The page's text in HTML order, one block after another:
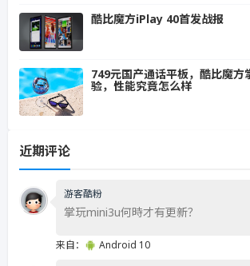
酷比魔方iPlay 40首发战报
749元国产通话平板，酷比魔
验，性能究竟怎么样
近期评论
游客酷粉
掌玩mini3u何時才有更新？
来自： Android 10